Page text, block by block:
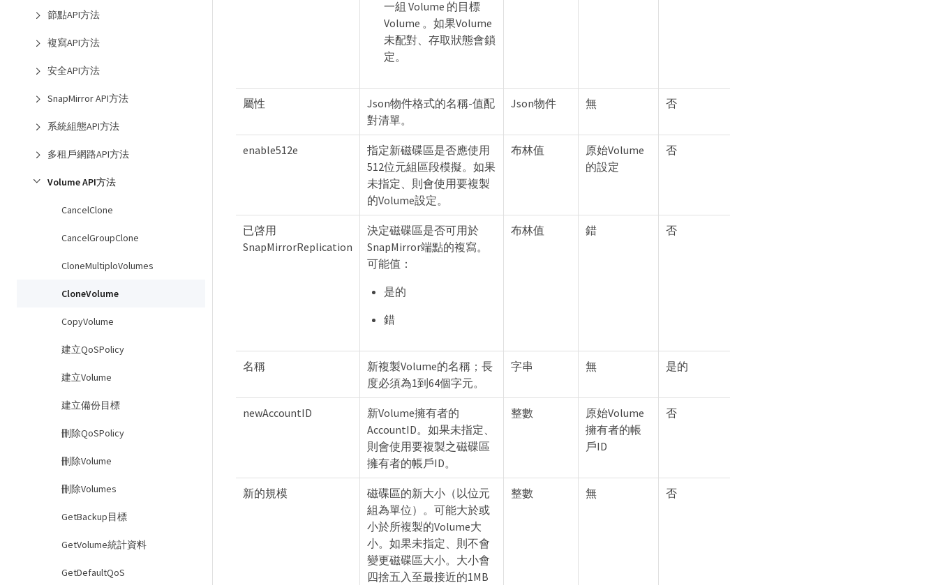
節點API方法
複寫API方法
安全API方法
SnapMirror API方法
系統組態API方法
多租戶網路API方法
Volume API方法
CancelClone
CancelGroupClone
CloneMultiploVolumes
CloneVolume
CopyVolume
建立QoSPolicy
建立Volume
建立備份目標
刪除QoSPolicy
刪除Volume
刪除Volumes
GetBackup目標
GetVolume統計資料
GetDefaultQoS
一組 Volume 的目標
Volume 。如果Volume
未配對、存取狀態會鎖
定。
屬性
Json物件格式的名稱-值配
對清單。
Json物件 無 否
enable512e
指定新磁碟區是否應使用
512位元組區段模擬。如果
未指定、則會使用要複製
的Volume設定。
布林值
原始Volume
的設定
否
已啓用
SnapMirrorReplication
決定磁碟區是否可用於
SnapMirror端點的複寫。
可能值：
是的
錯
布林值 錯 否
名稱
新複製Volume的名稱；長
度必須為1到64個字元。
字串 無 是的
newAccountID
新Volume擁有者的
AccountID。如果未指定、
則會使用要複製之磁碟區
擁有者的帳戶ID。
整數
原始Volume
擁有者的帳
戶ID
否
新的規模
磁碟區的新大小（以位元
組為單位）。可能大於或
小於所複製的Volume大
小。如果未指定、則不會
變更磁碟區大小。大小會
四捨五入至最接近的1MB
整數 無 否